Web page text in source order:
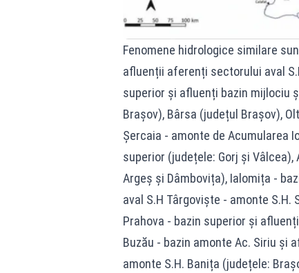
Fenomene hidrologice similare
afluenții aferenți sectorului aval
superior și afluenți bazin mijlociu
Brașov), Bârsa (județul Brașov),
Șercaia - amonte de Acumularea
superior (județele: Gorj și
Argeș și Dâmbovița), Ialomița -
aval S.H Târgoviște - amonte
Prahova - bazin superior și
Buzău - bazin amonte Ac. Siriu și
amonte S.H. Banița (județele: